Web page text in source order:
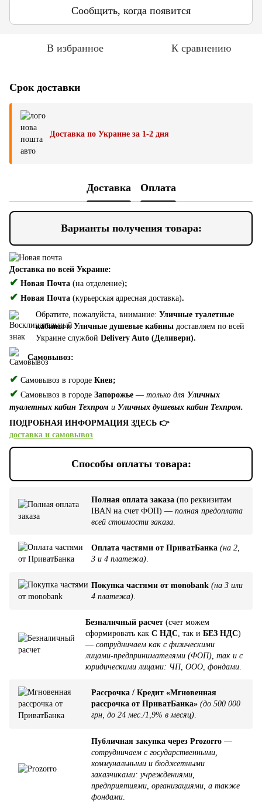
Сообщить, когда появится
В избранное К сравнению
Срок доставки
Доставка по Украине за 1-2 дня
Доставка Оплата
Варианты получения товара:
Доставка по всей Украине:
✔ Новая Почта (на отделение);
✔ Новая Почта (курьерская адресная доставка).
Обратите, пожалуйста, внимание: Уличные туалетные
кабиныи Уличные душевые кабины доставляем по всей
Украине службой Delivery Auto (Деливери).
Самовывоз:
✔ Самовывоз в городе Киев;
✔ Самовывоз в городе Запорожье — только для Уличных
туалетных кабин Техпром и Уличных душевых кабин Техпром.
ПОДРОБНАЯ ИНФОРМАЦИЯ ЗДЕСЬ 👉
доставка и самовывоз
Способы оплаты товара:
Полная оплата заказа (по реквизитам
IBAN на счет ФОП) — полная предоплата
всей стоимости заказа
Оплата частями от ПриватБанка (на 2,
3 и 4 платежа)
Покупка частями от monobank (на 3 или
4 платежа)
Безналичный расчет (счет можем
сформировать как С НДС , так и БЕЗ НДС)
— сотрудничаем как с физическими
лицами-предпринимателями (ФОП), так и с
юридическими лицами: ЧП, ООО, фондами
Рассрочка / Кредит «Мгновенная
рассрочка от ПриватБанка» (до 500 000
грн, до 24 мес./1,9% в месяц).
Публичная закупка через Prozorro —
сотрудничаем с государственными,
коммунальными и бюджетными
заказчиками: учреждениями,
предприятиями, организациями, а также
фондами